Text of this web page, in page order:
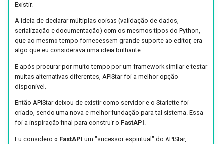
Existir.
A ideia de declarar múltiplas coisas (validação de dados,
serialização e documentação) com os mesmos tipos do Python,
que ao mesmo tempo fornecessem grande suporte ao editor, era
algo que eu considerava uma ideia brilhante.
E após procurar por muito tempo por um framework similar e testar
muitas alternativas diferentes, APIStar foi a melhor opção
disponível.
Então APIStar deixou de existir como servidor e o Starlette foi
criado, sendo uma nova e melhor fundação para tal sistema. Essa
foi a inspiração final para construir o FastAPI
Eu considero o FastAPI um "sucessor espiritual" do APIStar,